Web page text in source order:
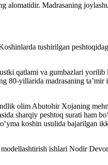
Madrasaning
tushirilgan
qatlami va gumbazlari yorilib
80-yillarida madrasaning ta’mir
olim Abutohir Xojaning
sharqiy peshtoq surati ham
koshin usulida bajarilgan
ishlari Nodir